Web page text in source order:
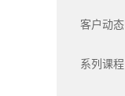
客户动态
系列课程